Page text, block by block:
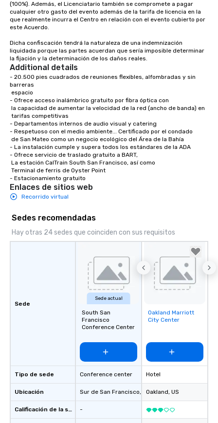
trade show design and production o
international travel planning
(100%). Además, el Licenciatario también se compromete a pagar
cualquier otro gasto del evento además de la tarifa de licencia en la
que realmente incurra el Centro en relación con el evento cubierto por
este Acuerdo.
Dicha confiscación tendrá la naturaleza de una indemnización
liquidada porque las partes acuerdan que sería imposible determinar
la fijación y la determinación de los daños reales.
Additional details
- 20.500 pies cuadrados de reuniones flexibles, alfombradas y sin
barreras
- Ofrece acceso inalámbrico gratuito por fibra óptica con
- Departamentos internos de audio visual y catering
- Respetuoso con el medio ambiente... Certificado por el condado
- La instalación cumple y supera todos los estándares de la ADA
- Ofrece servicio de traslado gratuito a BART,
- Estacionamiento gratuito
Enlaces de sitios web
Recorrido virtual
Sedes recomendadas
Hay otras 24 sedes que coinciden con sus requisitos
Sede
Tipo de sede
Ubicación
Calificación de la sede
Sede actual
South San
Francisco
Conference Center
Conference center
Sur de San Francisco, US
-
Removed from
favorites
Oakland Marriott
City Center
Hotel
Oakland, US